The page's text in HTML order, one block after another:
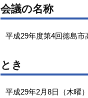
会議の名称
平成29年度第4回徳島
とき
平成29年2月8日（木曜